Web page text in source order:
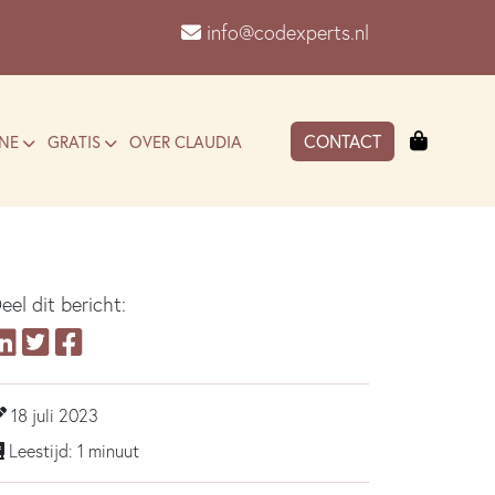
info@codexperts.nl
GRATIS OVER CLAUDIA CONTACT
dit bericht:
18 juli 2023
Leestijd: 1 minuut